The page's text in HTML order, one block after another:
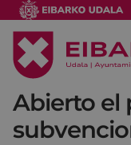
Abierto el